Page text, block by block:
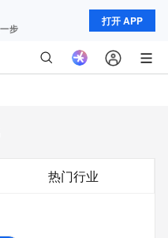
打开 APP
热门行业